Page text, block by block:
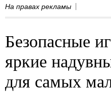
На правах рекламы
Безопасные
яркие
для самых